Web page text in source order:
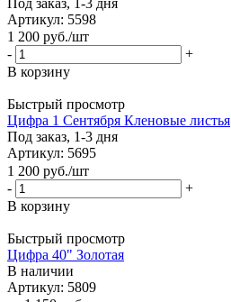
Под заказ, 1-3 дня
Артикул: 5598
1 200 руб./шт
-
+
В корзину
Быстрый просмотр
Цифра 1 Сентября Кленовые листья
Под заказ, 1-3 дня
Артикул: 5695
1 200 руб./шт
-
+
В корзину
Быстрый просмотр
Цифра 40" Золотая
В наличии
Артикул: 5809